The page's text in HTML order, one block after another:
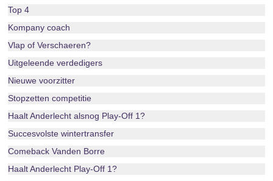
Top 4
Kompany coach
Vlap of Verschaeren?
Uitgeleende verdedigers
Nieuwe voorzitter
Stopzetten competitie
Haalt Anderlecht alsnog Play-Off 1?
Succesvolste wintertransfer
Comeback Vanden Borre
Haalt Anderlecht Play-Off 1?